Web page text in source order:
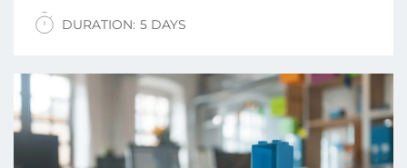
DURATION: 5 DAYS